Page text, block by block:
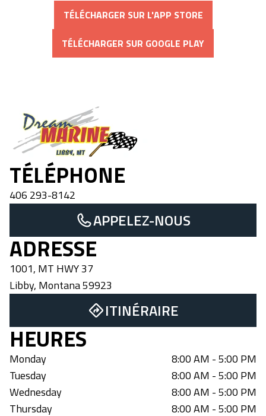
TÉLÉCHARGER SUR L'APP STORE
TÉLÉCHARGER SUR GOOGLE PLAY
Dream Marine
TÉLÉPHONE
406 293-8142
APPELEZ-NOUS
ADRESSE
1001, MT HWY 37
Libby, Montana59923
ITINÉRAIRE
HEURES
Monday
8:00 AM - 5:00 PM
Tuesday
8:00 AM - 5:00 PM
Wednesday
8:00 AM - 5:00 PM
Thursday
8:00 AM - 5:00 PM